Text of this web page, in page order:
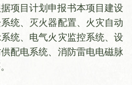
项目计划申报书本项目建设
统、灭火器配置、火灾自动
统、电气火灾监控系统、设
配电系统、消防雷电电磁脉